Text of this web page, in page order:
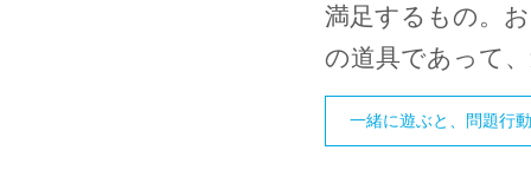
満足するもの。
の道具であって
一緒に遊ぶと、問題行